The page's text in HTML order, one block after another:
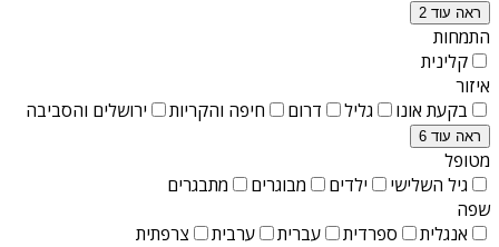
ראה עוד 2
התמחות
קלינית
איזור
בקעת אונו
גליל דרום חיפה והקריות ירושלים והסביבה
ראה עוד 6
מטופל
גיל השלישי
ילדים מבוגרים
מתבגרים
שפה
אנגלית
ספרדית עברית ערבית צרפתית